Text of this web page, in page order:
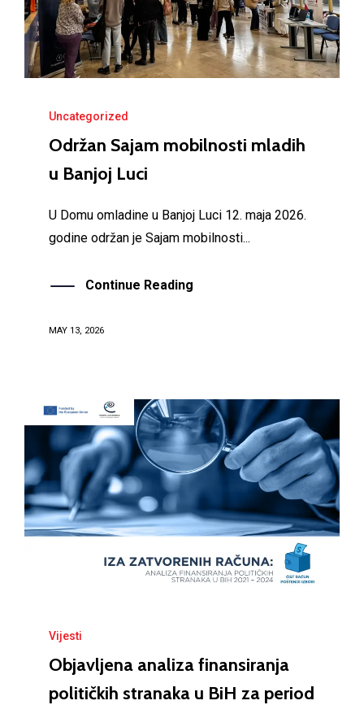
Uncategorized
Održan Sajam mobilnosti mladih
u Banjoj Luci
U Domu omladine u Banjoj Luci 12. maja 2026.
godine održan je Sajam mobilnosti...
Continue Reading
MAY 13, 2026
Vijesti
Objavljena analiza finansiranja
političkih stranaka u BiH za period